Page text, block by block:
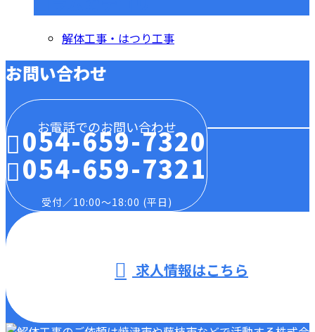
解体工事・はつり工事
お問い合わせ
お電話でのお問い合わせ
054-659-7320
054-659-7321
受付／10:00～18:00 (平日)
求人情報はこちら